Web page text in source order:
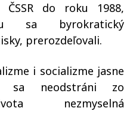
do roku 1988,
sa byrokratický
prerozdeľovali.
i socializme jasne
sa neodstráni zo
nezmyselná